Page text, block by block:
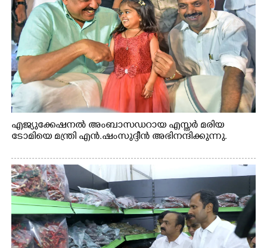
എജ്യുക്കേഷനൽ അംബാസഡറായ എസ്തർ മരിയ
ടോമിയെ മന്ത്രി എൻ.ഷംസുദ്ദീൻ അഭിനന്ദിക്കുന്നു.